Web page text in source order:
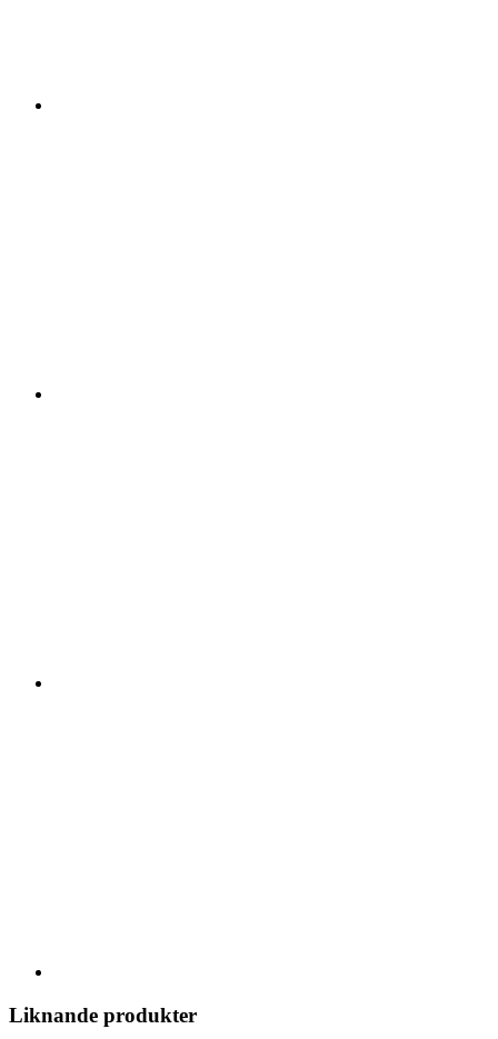
Liknande produkter